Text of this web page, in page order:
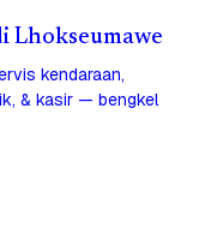
Lhokseumawe
kendaraan,
& kasir — bengkel